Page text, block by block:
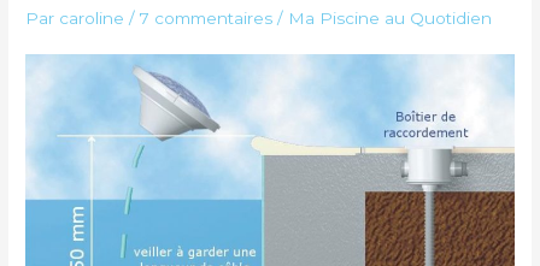
Par caroline /7 commentaires / Ma Piscine au Quotidien